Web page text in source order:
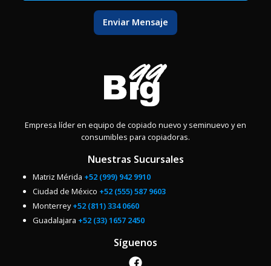
Empresa líder en equipo de copiado nuevo y seminuevo y en
consumibles para copiadoras.
Nuestras Sucursales
Matriz Mérida +52 (999) 942 9910
Ciudad de México +52 (555) 587 9603
Monterrey+52 (811) 334 0660
Guadalajara +52 (33) 1657 2450
Síguenos
Enviar Mensaje